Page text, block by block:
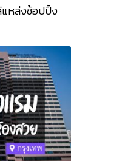
แหล่งช้อปปิ้ง